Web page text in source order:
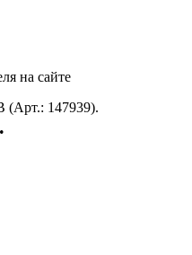
на сайте
(Арт.: 147939).